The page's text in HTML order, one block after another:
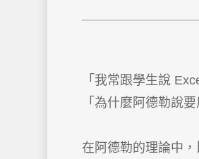
「我常跟學生說
「為什麼阿德勒說
在阿德勒的理論中